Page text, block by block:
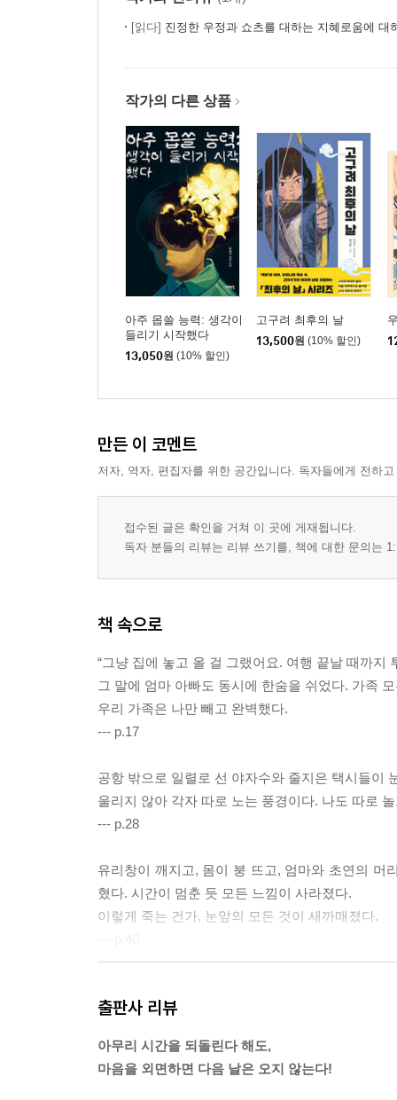
[읽다] 진정한 우정과 쇼츠를 대하는 지혜로움에 대
작가의 다른 상품
아주 몹쓸 능력: 생각이
들리기 시작했다
13,050원 (10% 할인)
고구려 최후의 날
13,500원 (10% 할인)
만든 이 코멘트
저자, 역자, 편집자를 위한 공간입니다. 독자들에게 전하
접수된 글은 확인을 거쳐 이 곳에 게재됩니다.
독자 분들의 리뷰는 리뷰 쓰기를, 책에 대한 문의는
책 속으로
“그냥 집에 놓고 올 걸 그랬어요. 여행 끝날 때까지
그 말에 엄마 아빠도 동시에 한숨을 쉬었다. 가족
우리 가족은 나만 빼고 완벽했다.
--- p.17
공항 밖으로 일렬로 선 야자수와 줄지은 택시들이
울리지 않아 각자 따로 노는 풍경이다. 나도 따로
--- p.28
유리창이 깨지고, 몸이 붕 뜨고, 엄마와 초연의 머
혔다. 시간이 멈춘 듯 모든 느낌이 사라졌다.
이렇게 죽는 건가. 눈앞의 모든 것이 새까매졌다.
플’이 가능하다는 걸 알았다.
엄마가 무척이나 흥분했다. 오히려 놀란 건 나였
출판사 리뷰
아무리 시간을 되돌린다 해도,
마음을 외면하면 다음 날은 오지 않는다!